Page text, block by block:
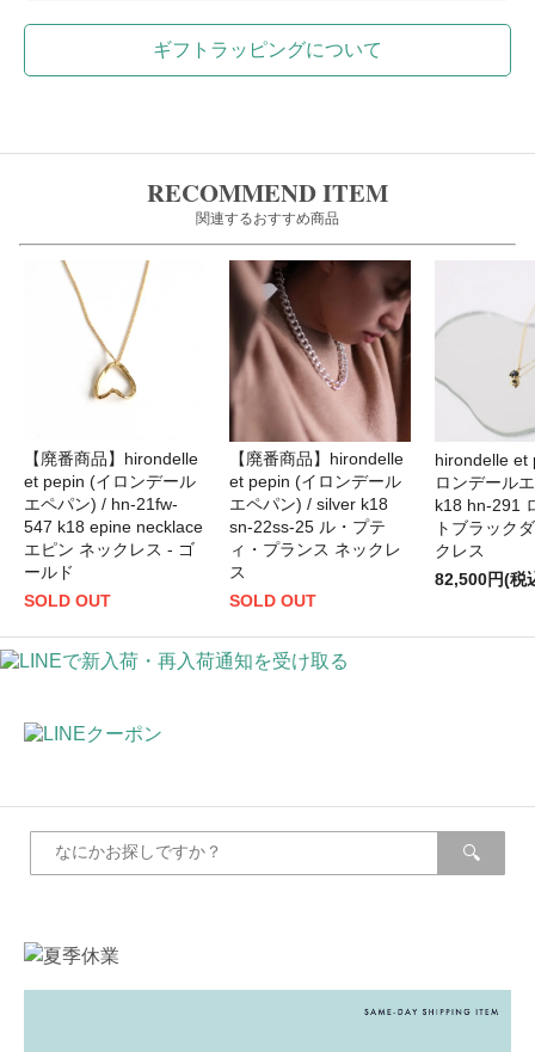
ギフトラッピングについて
RECOMMEND ITEM
関連するおすすめ商品
【廃番商品】hirondelle
et pepin (イロンデール
エペパン) / hn-21fw-
547 k18 epine necklace
エピン ネックレス - ゴ
ールド
SOLD OUT
【廃番商品】hirondelle
et pepin (イロンデール
エペパン) / silver k18
sn-22ss-25 ル・プテ
ィ・プランス ネックレ
ス
SOLD OUT
hirondelle et
ロンデール
k18 hn-291
トブラック
クレス
82,500円(税